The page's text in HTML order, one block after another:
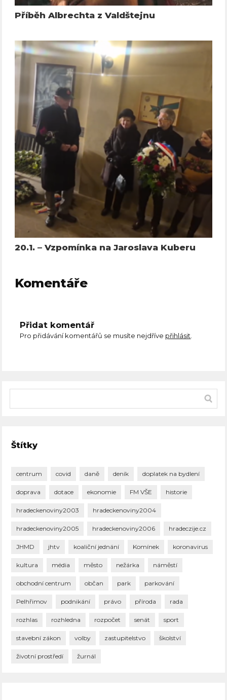
Příběh Albrechta z Valdštejnu
20.1. – Vzpomínka na Jaroslava Kuberu
Komentáře
Přidat komentář
Pro přidávání komentářů se musíte nejdříve přihlásit
Štítky
centrum covid daně deník doplatek na bydlení
doprava dotace ekonomie FM VŠE historie
hradeckenoviny2003 hradeckenoviny2004
hradeckenoviny2005 hradeckenoviny2006 hradeczije.cz
JHMD jhtv koaliční jednání Komínek koronavirus
kultura média město nežárka náměstí
obchodní centrum občan park parkování
Pelhřimov podnikání právo příroda rada
rozhlas rozhledna rozpočet senát sport
stavební zákon volby zastupitelstvo školství
životní prostředí žurnál